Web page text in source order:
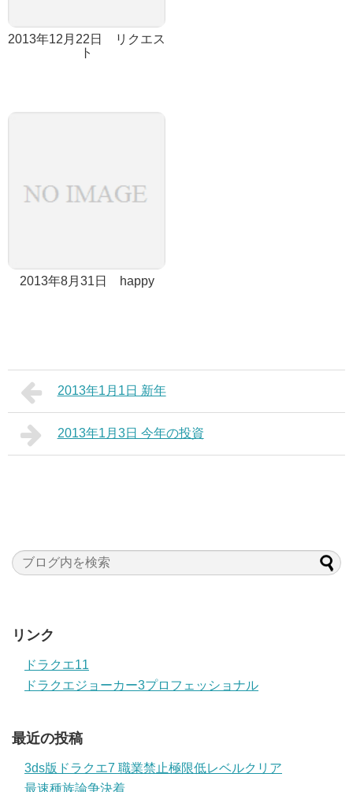
2013年12月22日 リクエス
ト
2013年8月31日 happy
2013年1月1日 新年
2013年1月3日 今年の投資
リンク
ドラクエ11
ドラクエジョーカー3プロフェッショナル
最近の投稿
3ds版ドラクエ7 職業禁止極限低レベルクリア
最速種族論争決着